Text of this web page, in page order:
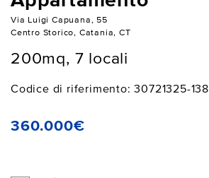
Via Luigi Capuana, 55
Centro Storico, Catania, CT
200mq, 7 locali
Codice di riferimento: 30721325-138
360.000€